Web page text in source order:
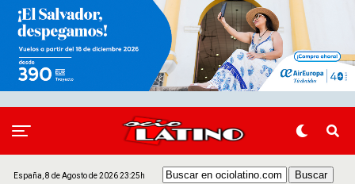
España, 8 de Agosto de 2026 23:25h